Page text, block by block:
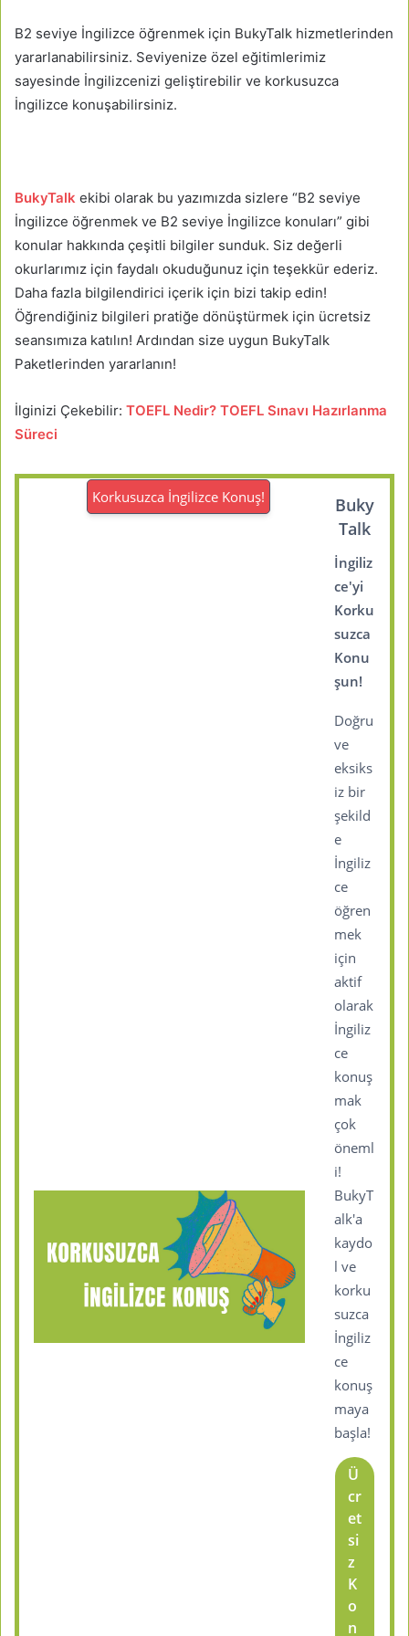
B2 seviye İngilizce öğrenmek için BukyTalk hizmetlerinden
yararlanabilirsiniz. Seviyenize özel eğitimlerimiz
sayesinde İngilizcenizi geliştirebilir ve korkusuzca
İngilizce konuşabilirsiniz.
BukyTalk ekibi olarak bu yazımızda sizlere “B2 seviye
İngilizce öğrenmek ve B2 seviye İngilizce konuları” gibi
konular hakkında çeşitli bilgiler sunduk. Siz değerli
okurlarımız için faydalı okuduğunuz için teşekkür ederiz.
Daha fazla bilgilendirici içerik için bizi takip edin!
Öğrendiğiniz bilgileri pratiğe dönüştürmek için ücretsiz
seansımıza katılın! Ardından size uygun BukyTalk
Paketlerinden yararlanın!
İlginizi Çekebilir: TOEFL Nedir? TOEFL Sınavı Hazırlanma
Süreci
Korkusuzca İngilizce Konuş!
Buky
Talk
İngiliz
ce'yi
Korku
suzca
Konu
şun!
Doğru
ve
eksiks
iz bir
şekild
e
İngiliz
ce
öğren
mek
için
aktif
olarak
İngiliz
ce
konuş
mak
çok
öneml
i!
BukyT
alk'a
kaydo
l ve
korku
suzca
İngiliz
ce
konuş
maya
başla!
Ü
cr
et
si
z
K
o
n